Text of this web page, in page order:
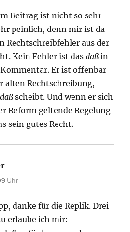
Beitrag ist nicht so sehr
peinlich, denn mir ist da
Rechtschreibfehler aus der
Kein Fehler ist dasdaß in
Er ist offenbar
alten Rechtschreibung,
daß scheibt. Und wenn er sich
Reform geltende Regelung
sein gutes Recht.
Uhr
danke für die Replik. Drei
erlaube ich mir: